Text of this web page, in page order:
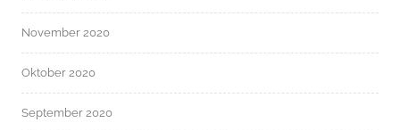
November 2020
Oktober 2020
September 2020